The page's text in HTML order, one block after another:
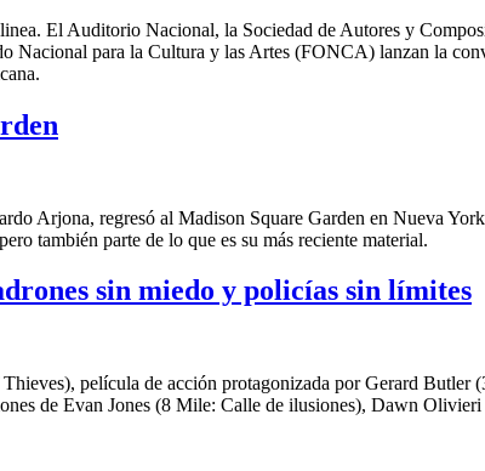
El Auditorio Nacional, la Sociedad de Autores y
Nacional para la Cultura y las Artes (FONCA) lanzan la
Arjona, regresó al Madison Square Garden en Nueva
también parte de lo que es su más reciente material.
sin miedo y policías sin límites
película de acción protagonizada por Gerard Butler
de Evan Jones (8 Mile: Calle de ilusiones), Dawn